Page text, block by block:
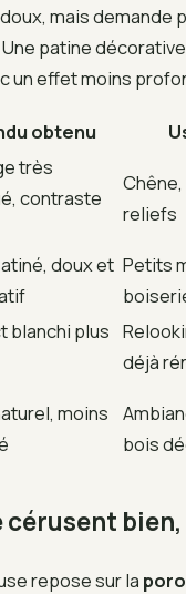
mais
patine
un effet moins
obtenu
très
contraste
reliefs
doux et Petits
blanchi plus
déjà
moins
bois
cérusent
repose sur la